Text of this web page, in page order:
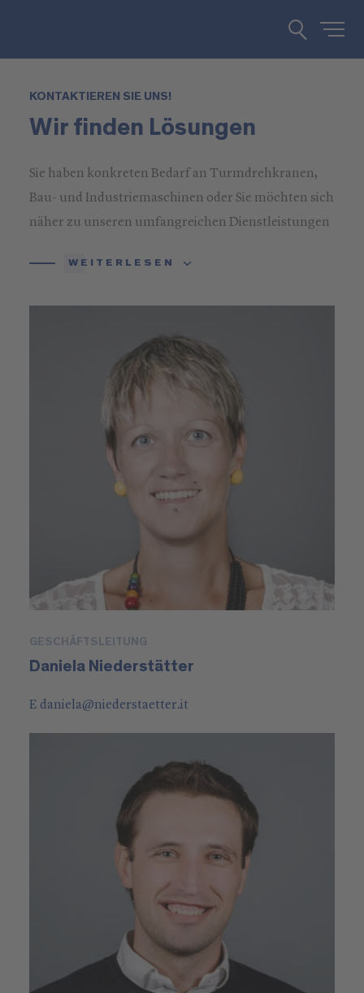
KONTAKTIEREN SIE UNS!
Wir finden Lösungen
Sie haben konkreten Bedarf an Turmdrehkranen,
Bau- und Industriemaschinen oder Sie möchten sich
näher zu unseren umfangreichen Dienstleistungen
WEITERLESEN
GESCHÄFTSLEITUNG
Daniela Niederstätter
E daniela@niederstaetter.it